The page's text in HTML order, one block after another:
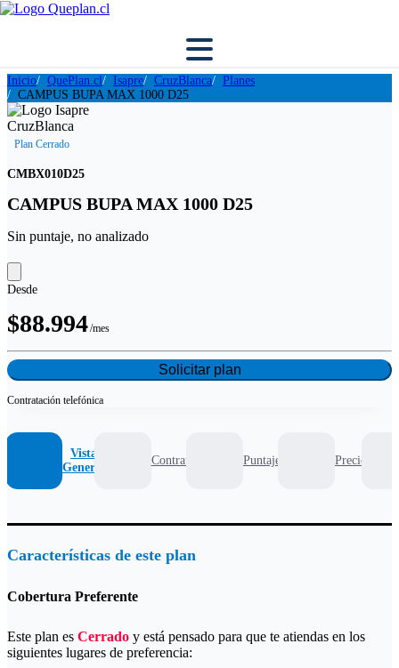
Inicio QuePlan.cl Isapre CruzBlanca
Planes
CAMPUS BUPA MAX 1000 D25
Plan Cerrado
CMBX010D25
CAMPUS BUPA MAX 1000 D25
Sin puntaje, no analizado
Desde
$88.994/mes
Solicitar plan
Contratación telefónica
Vista
General
Contrato Puntaje Precio
Características de este plan
Cobertura Preferente
Este plan es Cerrado y está pensado para que te atiendas en los
siguientes lugares de preferencia: